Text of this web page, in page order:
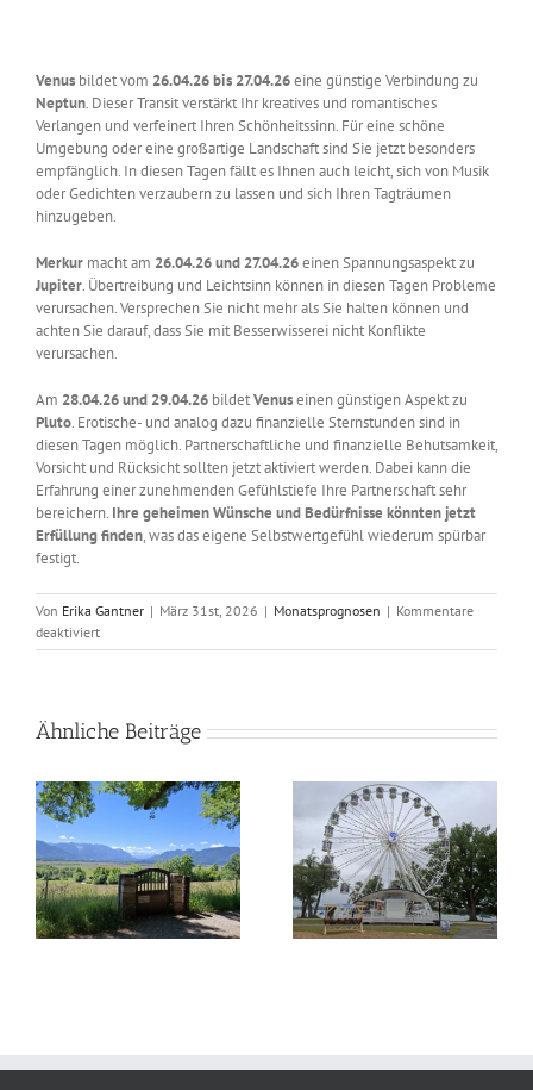
Venus bildet vom 26.04.26 bis 27.04.26eine günstige Verbindung zu
Neptun. Dieser Transit verstärkt Ihr kreatives und romantisches
Verlangen und verfeinert Ihren Schönheitssinn. Für eine schöne
Umgebung oder eine großartige Landschaft sind Sie jetzt besonders
empfänglich. In diesen Tagen fällt es Ihnen auch leicht, sich von Musik
oder Gedichten verzaubern zu lassen und sich Ihren Tagträumen
hinzugeben.
Merkur macht am 26.04.26und 27.04.26einen Spannungsaspekt zu
Jupiter. Übertreibung und Leichtsinn können in diesen Tagen Probleme
verursachen. Versprechen Sie nicht mehr als Sie halten können und
achten Sie darauf, dass Sie mit Besserwisserei nicht Konflikte
verursachen.
Am 28.04.26 und 29.04.26 bildetVenuseinen günstigen Aspekt zu
Pluto. Erotische- und analog dazu finanzielle Sternstunden sind in
diesen Tagen möglich. Partnerschaftliche und finanzielle Behutsamkeit,
Vorsicht und Rücksicht sollten jetzt aktiviert werden. Dabei kann die
Erfahrung einer zunehmenden Gefühlstiefe Ihre Partnerschaft sehr
bereichern. Ihre geheimen Wünsche und Bedürfnisse könnten jetzt
Erfüllung finden, was das eigene Selbstwertgefühl wiederum spürbar
festigt.
Von Erika Gantner | März 31st, 2026 | Monatsprognosen | Kommentare
deaktiviertfür
Astrologisch
–
2026
Ähnliche Beiträge
Astrologisch durch das
Jahr – Juli 2026
Astrologisch durch das
Jahr – Juni 2026